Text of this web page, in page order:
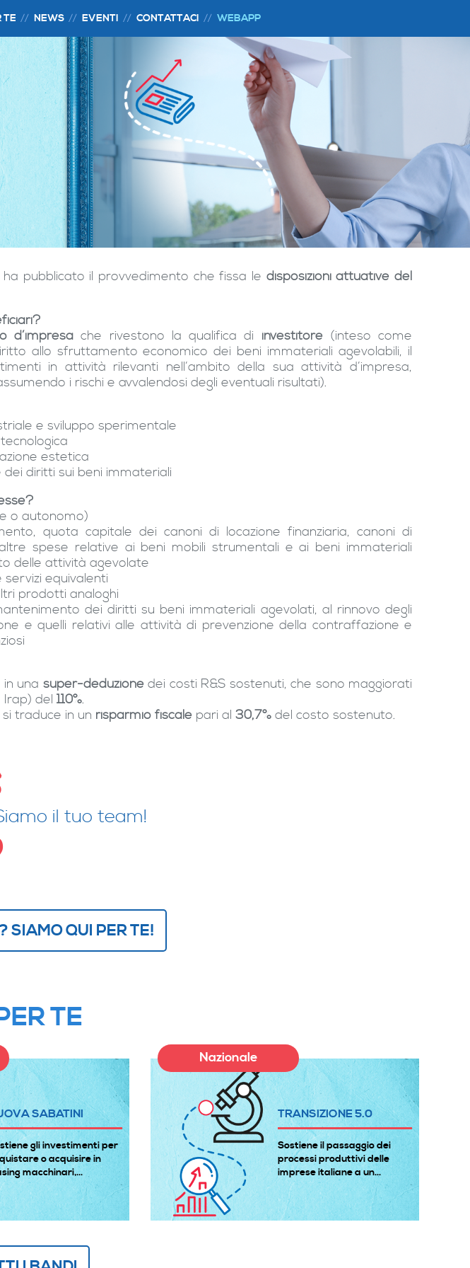
TE NEWS EVENTI CONTATTACI WEBAPP
ha pubblicato il provvedimento che fissa le disposizioni attuative del
d’impresa che rivestono la qualifica di investitore (inteso come
allo sfruttamento economico dei beni immateriali agevolabili, il
in attività rilevanti nell’ambito della sua attività d’impresa,
i rischi e avvalendosi degli eventuali risultati).
e sviluppo sperimentale
estetica
diritti sui beni immateriali
o autonomo)
quota capitale dei canoni di locazione finanziaria, canoni di
spese relative ai beni mobili strumentali e ai beni immateriali
delle attività agevolate
servizi equivalenti
prodotti analoghi
dei diritti su beni immateriali agevolati, al rinnovo degli
e quelli relativi alle attività di prevenzione della contraffazione e
in una super-deduzione dei costi R&S sostenuti, che sono maggiorati
Irap) del 110%.
traduce in un risparmio fiscale pari al 30,7% del costo sostenuto.
il tuo team!
SIAMO QUI PER TE!
TE
SABATINI
gli investimenti per
o acquisire in
macchinari,...
Nazionale
TRANSIZIONE 5.0
Sostiene il passaggio dei
processi produttivi delle
imprese italiane a un...